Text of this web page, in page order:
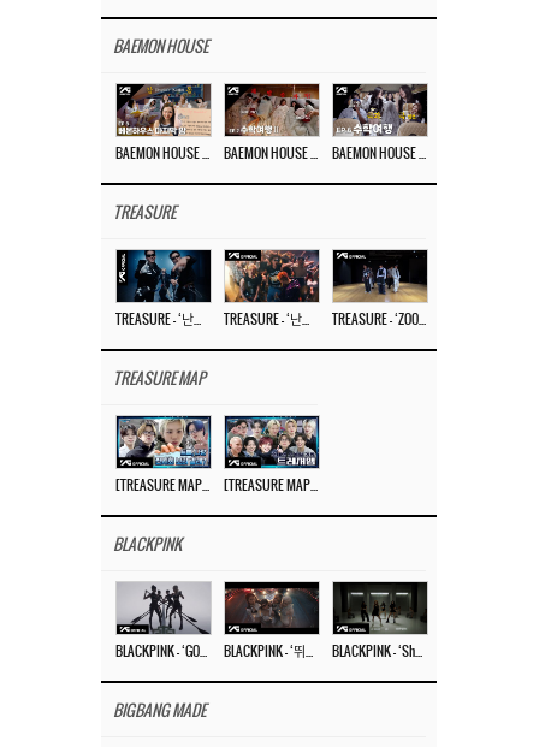
BAEMON HOUSE
TREASURE
TREASURE MAP
BLACKPINK
BIGBANG MADE